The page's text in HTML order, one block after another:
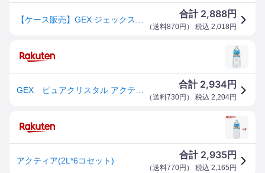
合計 2,888円
（送料870円 ） 税込 2,018 円
合計 2,934 円
（送料730円 ） 税込 2,204円
アクティア(2L*6コセット)
合計 2,935円
（送料770円 ） 税込 2,165 円